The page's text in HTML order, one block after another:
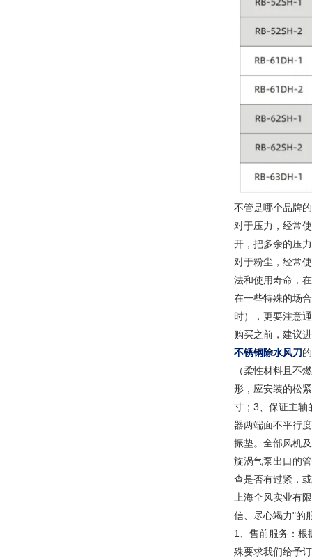
不管是哪个品牌的
对于压力，经常
开，把多余的压
对于粉尘，经常
法和使用寿命，
在一些特殊的场
时），更要注意
购买之前，建议
不锈钢除水风刀
（柔性材料且不
形，应安装的松
寸；3、保证主轴
器两端面不平行
振垫。全部风机
旋涡气泵出口的
查是否有过紧，
上海全风实业有
信、尽心竭力"的
1、售前服务：根
殊要求我们给予